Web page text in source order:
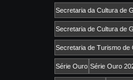
Secretaria da Cultura de
Secretaria de Cultura de
Secretaria de Turismo de
Série Ouro Série Ouro